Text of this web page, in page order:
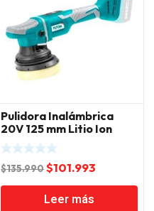
Pulidora Inalámbrica
20V 125 mm Litio Ion
Total
$135.990El
precio
original
$101.993
precio
Leer más